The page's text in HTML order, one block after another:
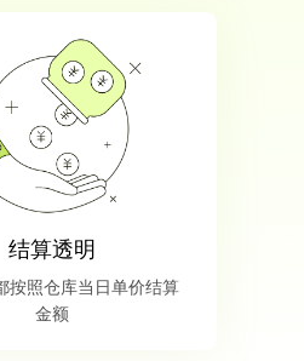
结算透明
按照仓库当日单价结算
金额